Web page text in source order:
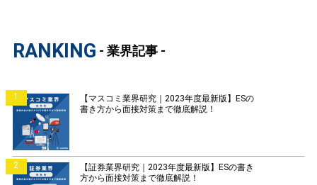
RANKING - 業界記事 -
1
【マスコミ業界研究｜2023年度最新版】ESの
書き方から面接対策まで徹底解説！
2
【証券業界研究｜2023年度最新版】ESの書き
方から面接対策まで徹底解説！